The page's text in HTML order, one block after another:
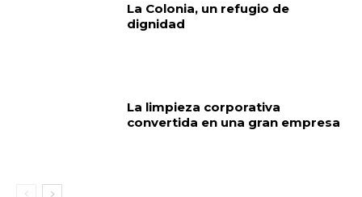
La Colonia, un refugio de
dignidad
La limpieza corporativa
convertida en una gran empresa